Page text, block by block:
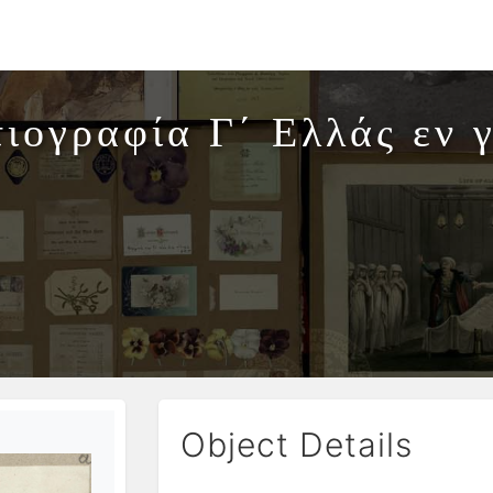
Γ΄ Ελλάς εν
Object Details